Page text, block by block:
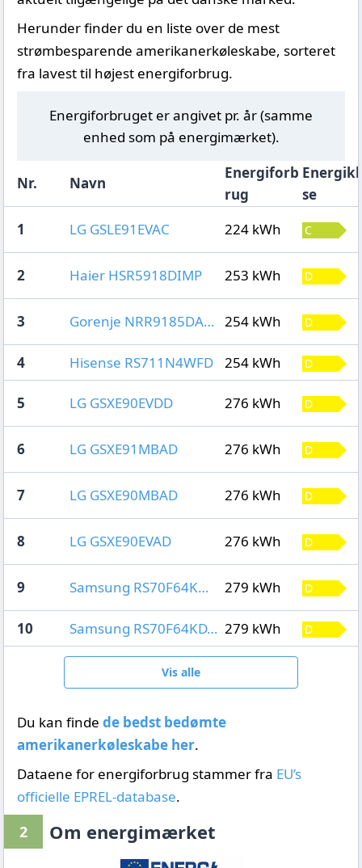
Herunder finder du en liste over de mest
strømbesparende amerikanerkøleskabe, sorteret
fra lavest til højest energiforbrug.
Energiforbruget er angivet pr. år (samme
enhed som på energimærket).
Nr. Navn
Energiforb
rug
se
1
LG GSLE91EVAC 224 kWh
2 Haier HSR5918DIMP 253 kWh
3 Gorenje NRR9185DAXL 254 kWh
4 Hisense RS711N4WFD 254 kWh
5 LG GSXE90EVDD 276 kWh
6 LG GSXE91MBAD 276 kWh
7 LG GSXE90MBAD 276 kWh
8 LG GSXE90EVAD 276 kWh
9 Samsung RS70F64KDFEF 279 kWh
10 Samsung RS70F64KDTEF 279 kWh
Vis alle
Du kan finde de bedst bedømte
amerikanerkøleskabe her.
Dataene for energiforbrug stammer fra EU’s
officielle EPREL-database.
2 Om energimærket